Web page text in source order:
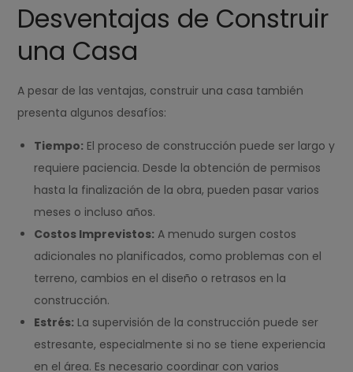
Desventajas de Construir
una Casa
A pesar de las ventajas, construir una casa también
presenta algunos desafíos:
Tiempo: El proceso de construcción puede ser largo y
requiere paciencia. Desde la obtención de permisos
hasta la finalización de la obra, pueden pasar varios
meses o incluso años.
Costos Imprevistos: A menudo surgen costos
adicionales no planificados, como problemas con el
terreno, cambios en el diseño o retrasos en la
construcción.
Estrés: La supervisión de la construcción puede ser
estresante, especialmente si no se tiene experiencia
en el área. Es necesario coordinar con varios